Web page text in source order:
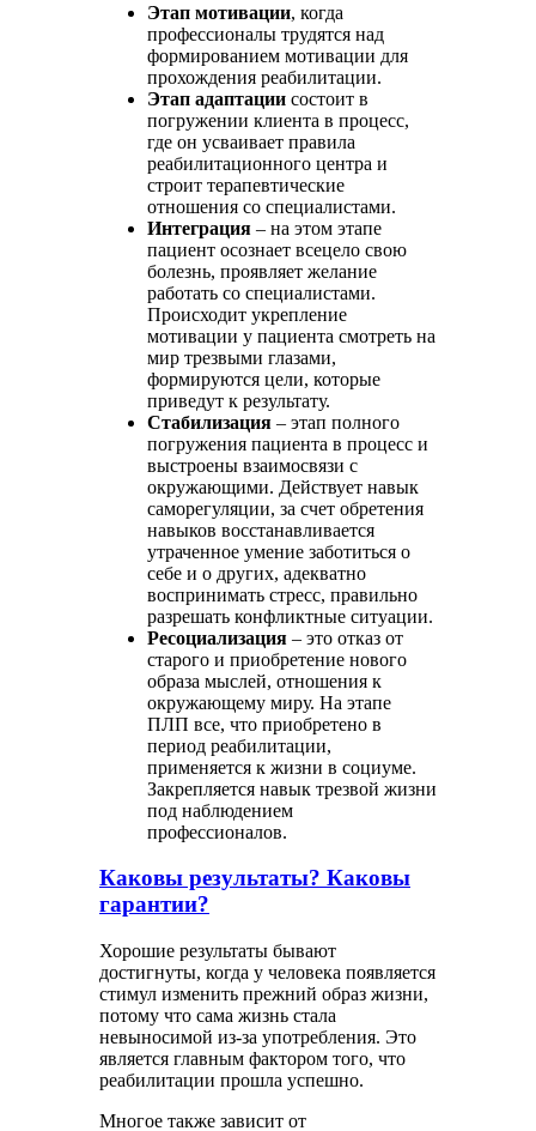
Этап мотивации, когда
профессионалы трудятся над
формированием мотивации для
прохождения реабилитации.
Этап адаптации состоит в
погружении клиента в процесс,
где он усваивает правила
реабилитационного центра и
строит терапевтические
отношения со специалистами.
Интеграция – на этом этапе
пациент осознает всецело свою
болезнь, проявляет желание
работать со специалистами.
Происходит укрепление
мотивации у пациента смотреть на
мир трезвыми глазами,
формируются цели, которые
приведут к результату.
Стабилизация – этап полного
погружения пациента в процесс и
выстроены взаимосвязи с
окружающими. Действует навык
саморегуляции, за счет обретения
навыков восстанавливается
утраченное умение заботиться о
себе и о других, адекватно
воспринимать стресс, правильно
разрешать конфликтные ситуации.
Ресоциализация – это отказ от
старого и приобретение нового
образа мыслей, отношения к
окружающему миру. На этапе
ПЛП все, что приобретено в
период реабилитации,
применяется к жизни в социуме.
Закрепляется навык трезвой жизни
под наблюдением
профессионалов.
Каковы результаты? Каковы
гарантии?
Хорошие результаты бывают
достигнуты, когда у человека появляется
стимул изменить прежний образ жизни,
потому что сама жизнь стала
невыносимой из-за употребления. Это
является главным фактором того, что
реабилитации прошла успешно.
Многое также зависит от